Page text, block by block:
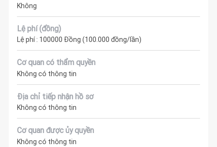
Không
Lệ phí (đồng)
Lệ phí : 100000 Đồng (100.000 đồng/lần)
Cơ quan có thẩm quyền
Không có thông tin
Địa chỉ tiếp nhận hồ sơ
Không có thông tin
Cơ quan được ủy quyền
Không có thông tin